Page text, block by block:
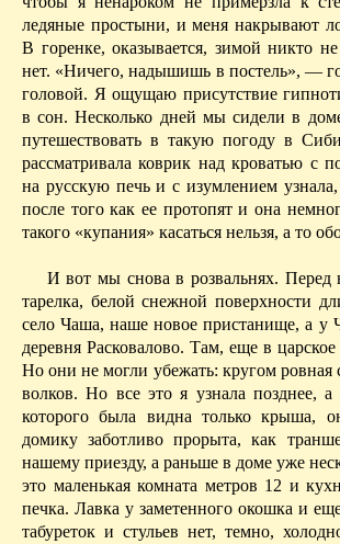
ледяные простыни, и меня накрывают
В горенке, оказывается, зимой никто
нет. «Ничего, надышишь в постель», —
головой. Я ощущаю присутствие
в сон. Несколько дней мы сидели в
путешествовать в такую погоду в
рассматривала коврик над кроватью с
на русскую печь и с изумлением
после того как ее протопяти она
такого «купания» касаться нельзя, а то
И вот мы снова в розвальнях. Перед
тарелка, белой снежной поверхности
село Чаша, наше новое пристанище, а у
деревня Расковалово. Там, еще в
Но они не могли убежать: кругом
волков. Но все это я узнала позднее,
которого была видна только крыша,
домику заботливо прорыта, как
нашему приезду, а раньше в доме уже
это маленькая комната метров 12 и
печка. Лавка у заметенного окошка и
табуреток и стульев нет, темно,